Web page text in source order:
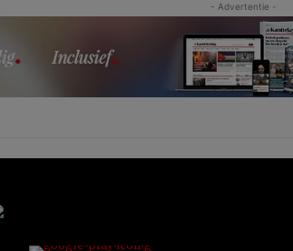
- Advertentie -